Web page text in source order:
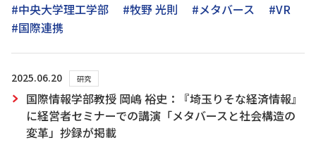
#中央大学理工学部
#牧野 光則 #メタバース
#VR
#国際連携
2025.06.20 研究
国際情報学部教授 岡嶋 裕史：『埼玉りそな経済情報』
に経営者セミナーでの講演「メタバースと社会構造の
変革」抄録が掲載